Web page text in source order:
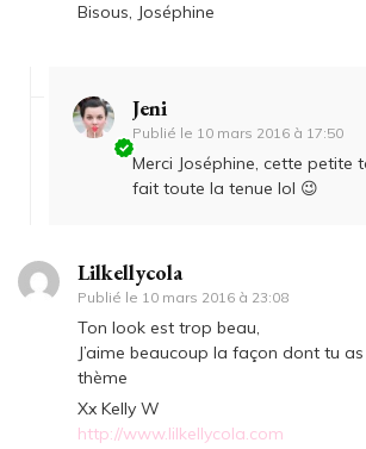
Bisous, Joséphine
Jeni
Publié le 10 mars 2016 à 17:50
Merci Joséphine, cette petite
fait toute la tenue lol 😉
Lilkellycola
Publié le 10 mars 2016 à 23:08
Ton look est trop beau,
J’aime beaucoup la façon dont tu
thème
Xx Kelly W
http://www.lilkellycola.com